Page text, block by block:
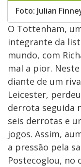
Foto: Julian
O Tottenham,
integrante da
mundo, com
mal a pior.
diante de um
Leicester,
derrota seguida
seis derrotas e
jogos. Assim,
a pressão pela
Postecoglou, no